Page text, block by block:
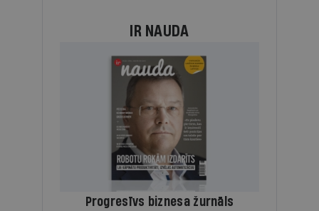
IR NAUDA
Progresīvs biznesa žurnāls